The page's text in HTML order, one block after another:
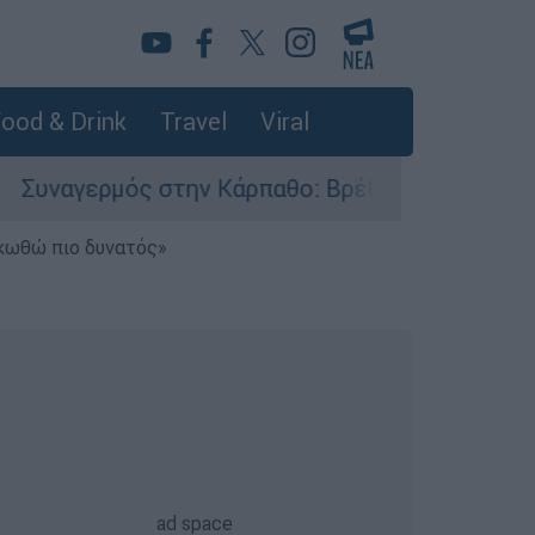
& Drink Travel Viral
στην Κάρπαθο: Βρέθηκαν παλιά
πιο δυνατός»